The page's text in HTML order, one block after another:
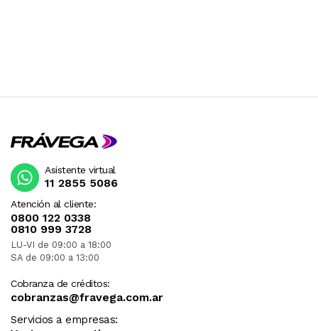
Atención al cliente:
0800 122 0338
0810 999 3728
LU-VI de 09:00 a 18:00
SA de 09:00 a 13:00
Cobranza de créditos:
cobranzas@fravega.com.ar
Servicios a empresas:
Asistente virtual
11 2855 5086